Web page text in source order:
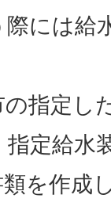
には給
指定し
定給水
を作成